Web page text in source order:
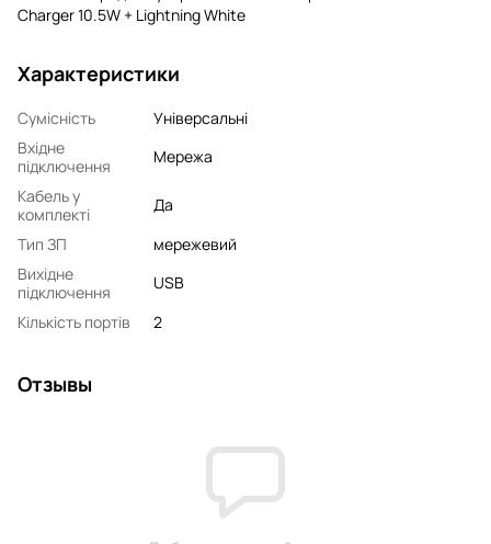
Charger 10.5W + Lightning White
Характеристики
Сумісність
Універсальні
Вхідне
підключення
Мережа
Кабель у
комплекті
Да
Тип ЗП
мережевий
Вихідне
підключення
USB
Кількість портів
2
Отзывы